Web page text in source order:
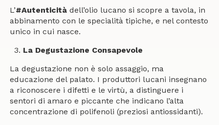
L’#Autenticità dell’olio lucano si scopre a tavola, in
abbinamento con le specialità tipiche, e nel contesto
unico in cui nasce.
La Degustazione Consapevole
La degustazione non è solo assaggio, ma
educazione del palato. I produttori lucani insegnano
a riconoscere i difetti e le virtù, a distinguere i
sentori di amaro e piccante che indicano l’alta
concentrazione di polifenoli (preziosi antiossidanti).